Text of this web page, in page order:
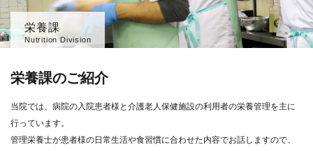
栄養課
Nutrition Division
栄養課のご紹介
当院では、病院の入院患者様と介護老人保健施設の利用者の栄養管理を主に
行っています。
管理栄養士が患者様の日常生活や食習慣に合わせた内容でお話しますので、